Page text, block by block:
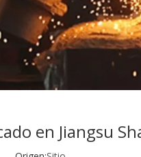
en Jiangsu